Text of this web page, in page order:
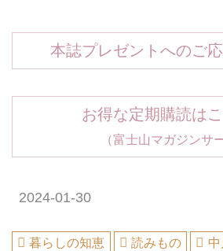
本誌プレゼントへのご
お得な定期購読は
（富士山マガジンサー
2024-01-30
暮らしの知恵 読みもの
中